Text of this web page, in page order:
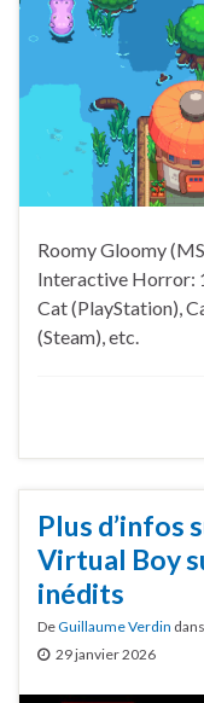
Roomy Gloomy
Interactive Horror:
Cat (PlayStation),
(Steam), etc.
Plus d’infos
Virtual Boy
inédits
DeGuillaume Verdin
29 janvier 2026